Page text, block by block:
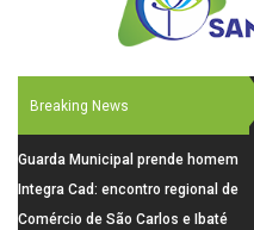
Breaking News
Guarda Municipal prende homem
por tentativa de furto em CEMEI
após cerco em São Carlos
Integra Cad: encontro regional de
segurança púbica será realizado
Comércio de São Carlos e Ibaté